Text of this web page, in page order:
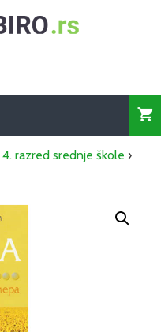
4. razred srednje škole ›